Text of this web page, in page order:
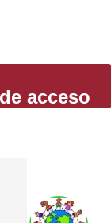
acceso